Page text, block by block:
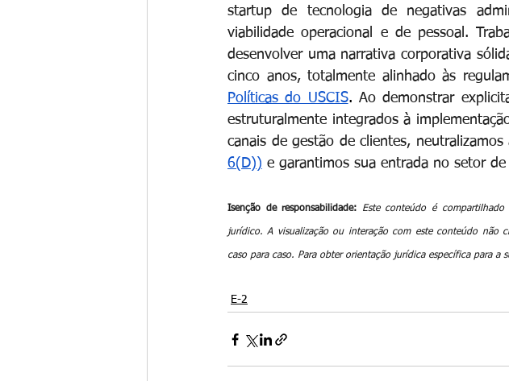
startup de tecnologia de negativas
viabilidade operacional e de pessoal.
desenvolver uma narrativa corporativa
cinco anos, totalmente alinhado às
Políticas do USCIS. Ao demonstrar
estruturalmente integrados à
canais de gestão de clientes,
6(D)) e garantimos sua entrada no setor
Isenção de responsabilidade: Este conteúdo é
jurídico. A visualização ou interação com este conteúdo não
caso para caso. Para obter orientação jurídica específica para
E-2